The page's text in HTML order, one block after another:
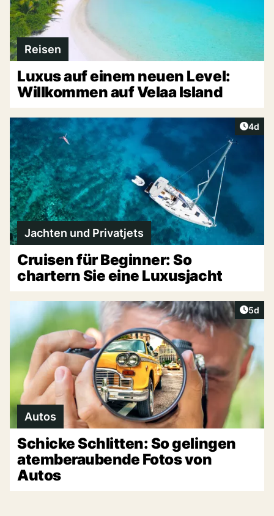
Reisen
Luxus auf einem neuen Level:
Willkommen auf Velaa Island
4d
Jachten und Privatjets
Cruisen für Beginner: So
chartern Sie eine Luxusjacht
5d
Autos
Schicke Schlitten: So gelingen
atemberaubende Fotos von
Autos